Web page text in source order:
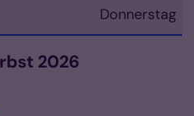
Donnerstag
2026